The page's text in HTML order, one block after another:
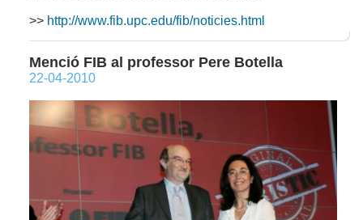
>> http://www.fib.upc.edu/fib/noticies.html
Menció FIB al professor Pere Botella
22-04-2010